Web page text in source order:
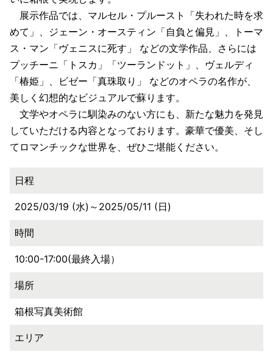
展示作品では、マルセル・プルースト「失われた時を求
めて」、ジェーン・オースティン「自負と偏見」、トーマ
ス・マン「ヴェニスに死す」 などの文学作品、さらには
プッチーニ「トスカ」「ツーランドット」、ヴェルディ
「椿姫」、ビゼー「真珠取り」 などのオペラの名作が、
美しく幻想的なビジュアルで蘇ります。
文学やオペラに馴染みのない方にも、新たな魅力を発見
していただける内容となっております。豪華で優美、そし
てロマンチックな世界を、ぜひご堪能ください。
日程
2025/03/19 (水)～2025/05/11 (日)
時間
10:00-17:00(最終入場）
場所
箱根写真美術館
エリア